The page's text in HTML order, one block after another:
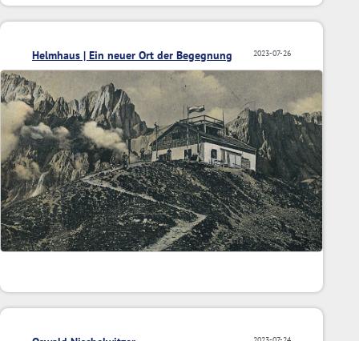
2023-07-26
Helmhaus | Ein neuer Ort der Begegnung